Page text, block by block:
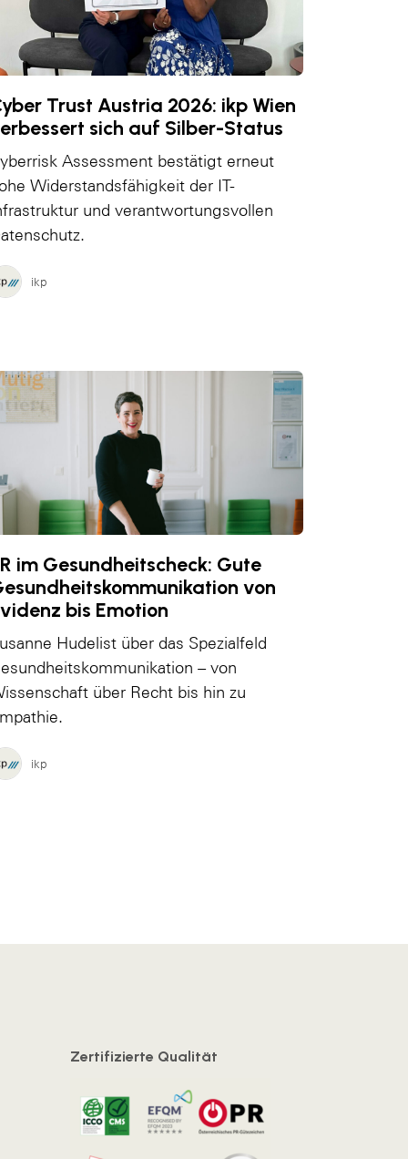
Trust Austria 2026: ikp Wien
sich auf Silber-Status
Assessment bestätigt erneut
Widerstandsfähigkeit der IT-
und verantwortungsvollen
ikp
im Gesundheitscheck: Gute
von
bis Emotion
Hudelist über das Spezialfeld
– von
über Recht bis hin zu
ikp
Zertifizierte Qualität